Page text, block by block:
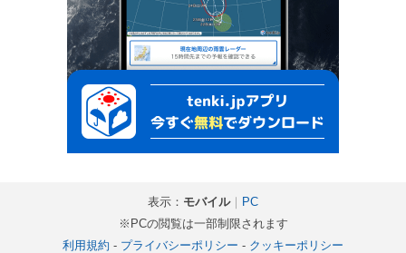
表示： モバイル｜ PC
※PCの閲覧は一部制限されます
利用規約 - プライバシーポリシー - クッキーポリシー